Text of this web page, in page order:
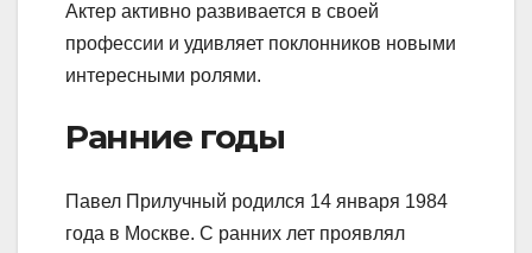
Актер активно развивается в своей
профессии и удивляет поклонников новыми
интересными ролями.
Ранние годы
Павел Прилучный родился 14 января 1984
года в Москве. С ранних лет проявлял